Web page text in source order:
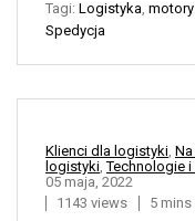
Tagi: Logistyka,
Spedycja
Klienci dla logistyki,
logistyki,Technologie
05 maja, 2022
1143 views
5 mins